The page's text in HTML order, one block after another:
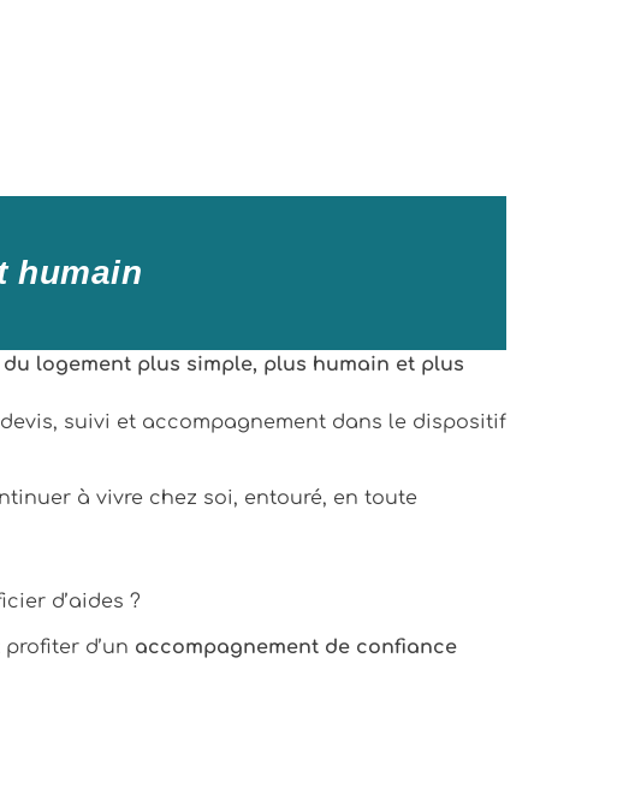
humain
logement plus simple, plus humain et plus
suivi et accompagnement dans le dispositif
à vivre chez soi, entouré, en toute
d’aides ?
d’un accompagnement de confiance